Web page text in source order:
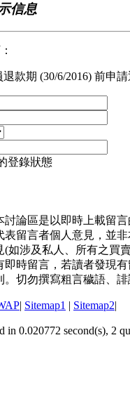
信息
款期 (30/6/2016) 前申
登錄狀態
討論區是以即時上載留
表留言者個人意見，並
(如涉及私人、所有之買
即時留言，若讀者發現
。切勿撰寫粗言穢語、
| Sitemap1 | Sitemap2|
in 0.020772 second(s), 2